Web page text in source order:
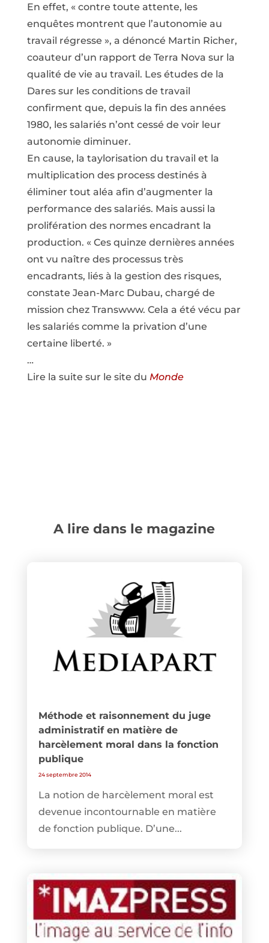
En effet, « contre toute attente, les
enquêtes montrent que l’autonomie au
travail régresse », a dénoncé Martin Richer,
coauteur d’un rapport de Terra Nova sur la
qualité de vie au travail. Les études de la
Dares sur les conditions de travail
confirment que, depuis la fin des années
1980, les salariés n’ont cessé de voir leur
autonomie diminuer.
En cause, la taylorisation du travail et la
multiplication des process destinés à
éliminer tout aléa afin d’augmenter la
performance des salariés. Mais aussi la
prolifération des normes encadrant la
production. « Ces quinze dernières années
ont vu naître des processus très
encadrants, liés à la gestion des risques,
constate Jean-Marc Dubau, chargé de
mission chez Transwww. Cela a été vécu par
les salariés comme la privation d’une
certaine liberté. »
…
Lire la suite sur le site du Monde
A lire dans le magazine
Méthode et raisonnement du juge
administratif en matière de
harcèlement moral dans la fonction
publique
24 septembre 2014
La notion de harcèlement moral est
devenue incontournable en matière
de fonction publique. D’une...